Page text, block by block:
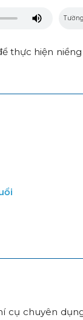
thực hiện
cụ chuyên